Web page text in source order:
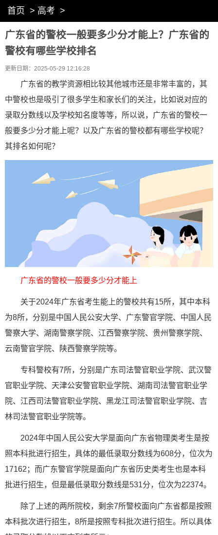
首页 > 高考 >
广东省的警校一般要多少分才能上？广东省的
警校有哪些学校排名
更新日期：2025-05-29 12:16:28
广东省的教学资源相比较其他城市还是非常丰富的，其
中警校也是吸引了很多学生和家长们的关注，比如说对应的
录取分数线以及学校知名度等等，所以说，广东省的警校一
般要多少分才能上呢？以及广东省的警校都有哪些学校呢？
其排名如何呢？
广东省的警校一般要多少分才能上
关于2024年广东省考生能上的警校共有15所，其中本科
为8所，分别是中国人民公安大学、广东警官学院、中国人民
警察大学、湖南警察学院、江西警察学院、贵州警察学院、
云南警官学院、陕西警察学院等。
专科警校有7所，分别是广东司法警官职业学院、武汉警
官职业学院、天津公安警官职业学院、湖南司法警官职业学
院、江西司法警官职业学院、黑龙江司法警官职业学院、吉
林司法警官职业学院等。
2024年中国人民公安大学是面向广东省物理类考生是按
照本科批进行招生，具体的最低录取分数线为608分，位次为
17162；而广东警官学院是面向广东省历史类考生也是本科
批进行招生，但是最低录取分数线是531分，位次为22374。
除了上述的两所院校，剩余7所警校面向广东省都是按照
本科批次进行招生，8所是按照专科批次进行招生。所以具体